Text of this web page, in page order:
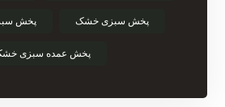
پخش سبزی خشک پخش
پخش عمده سبزی